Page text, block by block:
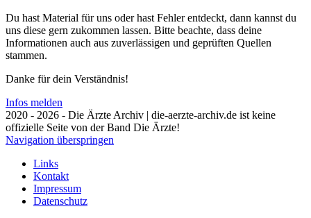
Du hast Material für uns oder hast Fehler entdeckt, dann kannst du
uns diese gern zukommen lassen. Bitte beachte, dass deine
Informationen auch aus zuverlässigen und geprüften Quellen
stammen.
Danke für dein Verständnis!
Infos melden
2020 - 2026 - Die Ärzte Archiv | die-aerzte-archiv.de ist keine
offizielle Seite von der Band Die Ärzte!
Navigation überspringen
Links
Kontakt
Impressum
Datenschutz